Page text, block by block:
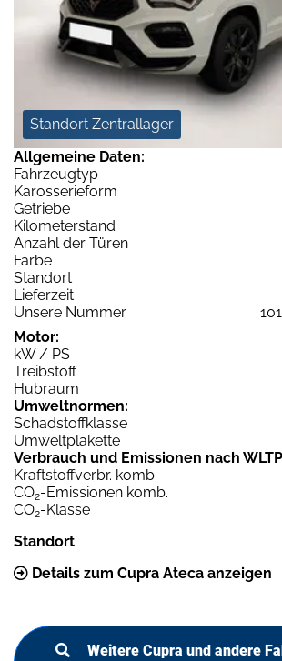
Standort Zentrallager
Allgemeine Daten:
Fahrzeugtyp
Karosserieform
Getriebe
Kilometerstand
Anzahl der Türen
Farbe
Standort
Lieferzeit
Unsere Nummer
Motor:
kW / PS
Treibstoff
Hubraum
Umweltnormen:
Schadstoffklasse
Umweltplakette
Verbrauch und Emissionen nach
Kraftstoffverbr. komb.
CO2-Emissionen komb.
CO2-Klasse
Standort
Details zum Cupra Ateca anzeigen
Weitere Cupra und andere